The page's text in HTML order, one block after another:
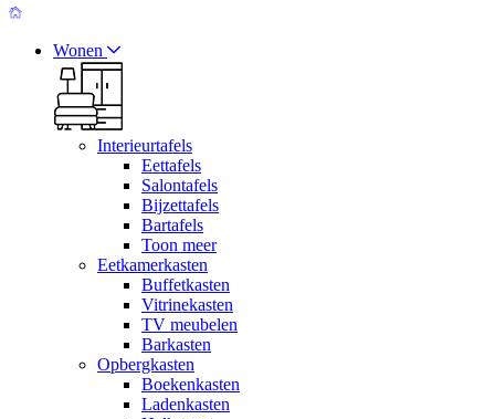
Wonen
Interieurtafels
Eettafels
Salontafels
Bijzettafels
Bartafels
Toon meer
Eetkamerkasten
Buffetkasten
Vitrinekasten
TV meubelen
Barkasten
Opbergkasten
Boekenkasten
Ladenkasten